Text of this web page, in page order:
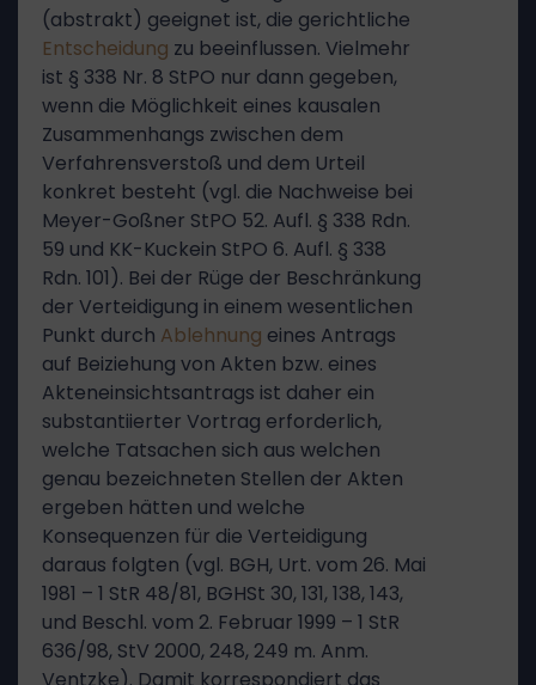
(abstrakt) geeignet ist, die gerichtliche
Entscheidung zu beeinflussen. Vielmehr
ist § 338 Nr. 8 StPO nur dann gegeben,
wenn die Möglichkeit eines kausalen
Zusammenhangs zwischen dem
Verfahrensverstoß und dem Urteil
konkret besteht (vgl. die Nachweise bei
Meyer-Goßner StPO 52. Aufl. § 338 Rdn.
59 und KK-Kuckein StPO 6. Aufl. § 338
Rdn. 101). Bei der Rüge der Beschränkung
der Verteidigung in einem wesentlichen
Punkt durch Ablehnung eines Antrags
auf Beiziehung von Akten bzw. eines
Akteneinsichtsantrags ist daher ein
substantiierter Vortrag erforderlich,
welche Tatsachen sich aus welchen
genau bezeichneten Stellen der Akten
ergeben hätten und welche
Konsequenzen für die Verteidigung
daraus folgten (vgl. BGH, Urt. vom 26. Mai
1981 – 1 StR 48/81, BGHSt 30, 131, 138, 143,
und Beschl. vom 2. Februar 1999 – 1 StR
636/98, StV 2000, 248, 249 m. Anm.